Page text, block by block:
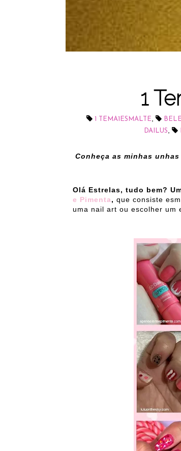
1
1 TEMA1ESMALTE
DAILUS
Conheça as minhas
Olá Estrelas, tudo bem?
e Pimenta, que consiste
uma nail art ou escolher um